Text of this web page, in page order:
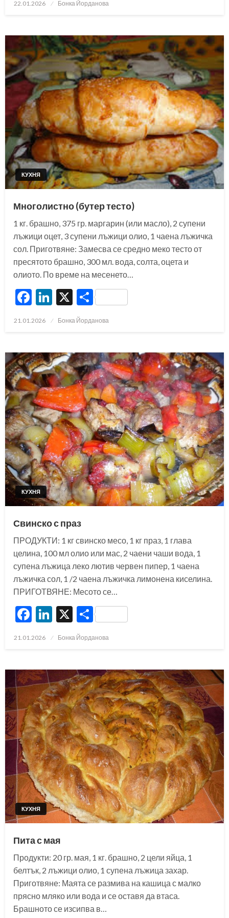
Posted
22.01.2026 Бонка Йорданова
КУХНЯ
Многолистно (бутер тесто)
1 кг. брашно, 375 гр. маргарин (или масло), 2 супени
лъжици оцет, 3 супени лъжици олио, 1 чаена лъжичка
сол. Приготвяне: Замесва се средно меко тесто от
пресятото брашно, 300 мл. вода, солта, оцета и
олиото. По време на месенето…
Facebook
LinkedIn
X Share
Posted
21.01.2026 Бонка Йорданова
КУХНЯ
Свинско с праз
ПРОДУКТИ: 1 кг свинско месо, 1 кг праз, 1 глава
целина, 100 мл олио или мас, 2 чаени чаши вода, 1
супена лъжица леко лютив червен пипер, 1 чаена
лъжичка сол, 1 /2 чаена лъжичка лимонена киселина.
ПРИГОТВЯНЕ: Месото се…
Facebook
LinkedIn
X Share
Posted
21.01.2026 Бонка Йорданова
КУХНЯ
Пита с мая
Продукти: 20 гр. мая, 1 кг. брашно, 2 цели яйца, 1
белтък, 2 лъжици олио, 1 супена лъжица захар.
Приготвяне: Маята се размива на кашица с малко
прясно мляко или вода и се оставя да втаса.
Брашното се изсипва в…